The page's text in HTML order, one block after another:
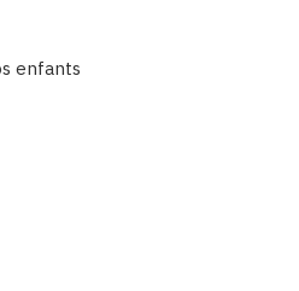
enfants